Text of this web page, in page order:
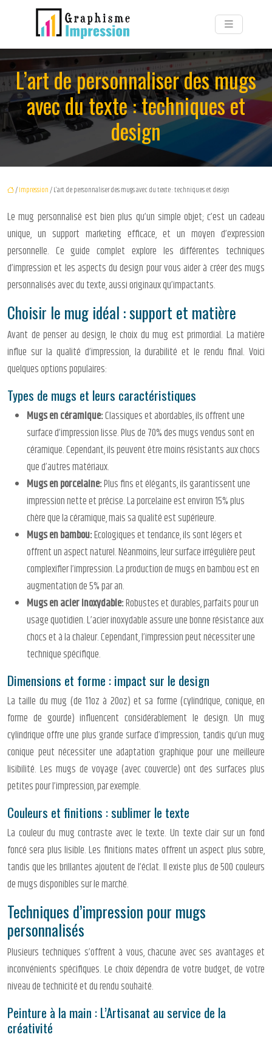
L’art de personnaliser des mugs
avec du texte : techniques et
design
/Impression/ L’art de personnaliser des mugs avec du texte : techniques et design
Le mug personnalisé est bien plus qu’un simple objet; c’est un cadeau
unique, un support marketing efficace, et un moyen d’expression
personnelle. Ce guide complet explore les différentes techniques
d’impression et les aspects du design pour vous aider à créer des mugs
personnalisés avec du texte, aussi originaux qu’impactants.
Choisir le mug idéal : support et matière
Avant de penser au design, le choix du mug est primordial. La matière
influe sur la qualité d’impression, la durabilité et le rendu final. Voici
quelques options populaires:
Types de mugs et leurs caractéristiques
Mugs en céramique:Classiques et abordables, ils offrent une
surface d’impression lisse. Plus de 70% des mugs vendus sont en
céramique. Cependant, ils peuvent être moins résistants aux chocs
que d’autres matériaux.
Mugs en porcelaine:Plus fins et élégants, ils garantissent une
impression nette et précise. La porcelaine est environ 15% plus
chère que la céramique, mais sa qualité est supérieure.
Mugs en bambou:Ecologiques et tendance, ils sont légers et
offrent un aspect naturel. Néanmoins, leur surface irrégulière peut
complexifier l’impression. La production de mugs en bambou est en
augmentation de 5% par an.
Mugs en acier inoxydable:Robustes et durables, parfaits pour un
usage quotidien. L’acier inoxydable assure une bonne résistance aux
chocs et à la chaleur. Cependant, l’impression peut nécessiter une
technique spécifique.
Dimensions et forme : impact sur le design
La taille du mug (de 11oz à 20oz) et sa forme (cylindrique, conique, en
forme de gourde) influencent considérablement le design. Un mug
cylindrique offre une plus grande surface d’impression, tandis qu’un mug
conique peut nécessiter une adaptation graphique pour une meilleure
lisibilité. Les mugs de voyage (avec couvercle) ont des surfaces plus
petites pour l’impression, par exemple.
Couleurs et finitions : sublimer le texte
La couleur du mug contraste avec le texte. Un texte clair sur un fond
foncé sera plus lisible. Les finitions mates offrent un aspect plus sobre,
tandis que les brillantes ajoutent de l’éclat. Il existe plus de 500 couleurs
de mugs disponibles sur le marché.
Techniques d’impression pour mugs
personnalisés
Plusieurs techniques s’offrent à vous, chacune avec ses avantages et
inconvénients spécifiques. Le choix dépendra de votre budget, de votre
niveau de technicité et du rendu souhaité.
Peinture à la main : L’Artisanat au service de la
créativité